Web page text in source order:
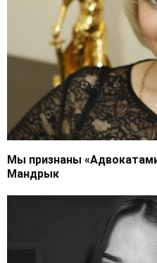
Мы признаны
Мандрык